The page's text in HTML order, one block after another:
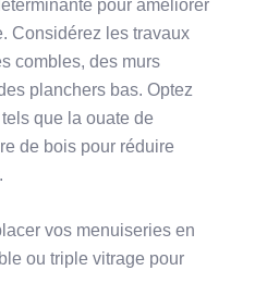
pour améliorer
Considérez les travaux
combles, des murs
planchers bas. Optez
que la ouate de
de bois pour réduire
vos menuiseries en
ou triple vitrage pour